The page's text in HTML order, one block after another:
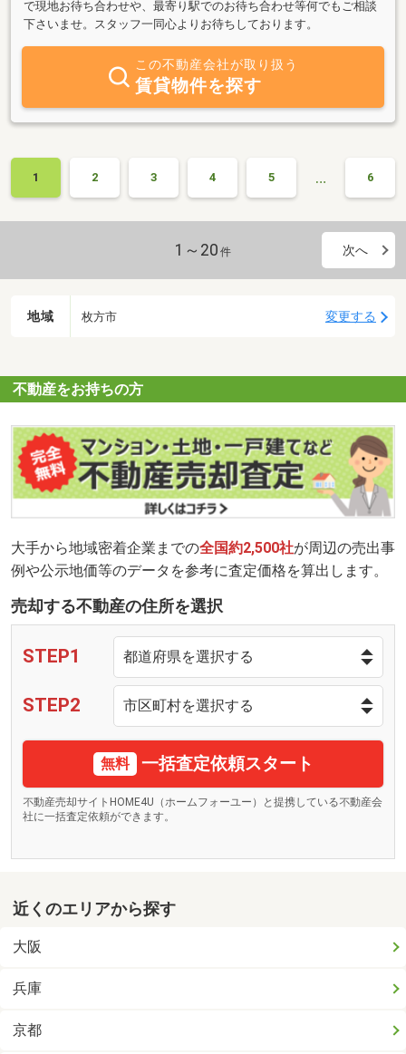
で現地お待ち合わせや、最寄り駅でのお待ち合わせ等何でもご相談
下さいませ。スタッフ一同心よりお待ちしております。
この不動産会社が取り扱う
賃貸物件を探す
1 2 3 4 5 … 6
1～20 件 次へ
地域 枚方市 変更する
不動産をお持ちの方
大手から地域密着企業までの全国約2,500社が周辺の売出事
例や公示地価等のデータを参考に査定価格を算出します。
売却する不動産の住所を選択
STEP1
STEP2
無料 一括査定依頼スタート
不動産売却サイトHOME4U（ホームフォーユー）と提携している不動産会
社に一括査定依頼ができます。
近くのエリアから探す
大阪
兵庫
京都